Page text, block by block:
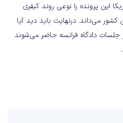
این پرونده را نوعی روند کیفری
می‌داند. درنهایت باید دید آیا
جلسات دادگاه فرانسه حاضر می‌شوند